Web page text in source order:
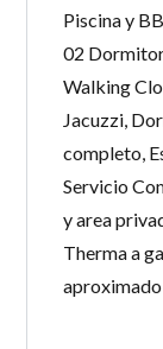
Piscina y
02
Walking
Jacuzzi,
completo,
Servicio
y area
Therma a
aproximado